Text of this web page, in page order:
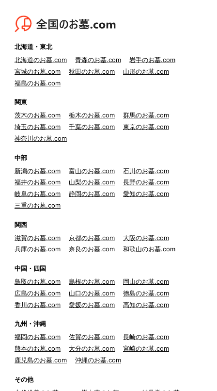
北海道・東北
北海道のお墓.com
青森のお墓.com
岩手のお墓.com
宮城のお墓.com
秋田のお墓.com
山形のお墓.com
福島のお墓.com
関東
茨木のお墓.com
栃木のお墓.com
群馬のお墓.com
埼玉のお墓.com
千葉のお墓.com
東京のお墓.com
神奈川のお墓.com
中部
新潟のお墓.com
富山のお墓.com
石川のお墓.com
福井のお墓.com
山梨のお墓.com
長野のお墓.com
岐阜のお墓.com
静岡のお墓.com
愛知のお墓.com
三重のお墓.com
関西
滋賀のお墓.com
京都のお墓.com
大阪のお墓.com
兵庫のお墓.com
奈良のお墓.com 和歌山のお墓.com
中国・四国
鳥取のお墓.com
島根のお墓.com
岡山のお墓.com
広島のお墓.com
山口のお墓.com
徳島のお墓.com
香川のお墓.com
愛媛のお墓.com 高知のお墓.com
九州・沖縄
福岡のお墓.com
佐賀のお墓.com
長崎のお墓.com
熊本のお墓.com
大分のお墓.com
宮崎のお墓.com
鹿児島のお墓.com
沖縄のお墓.com
その他